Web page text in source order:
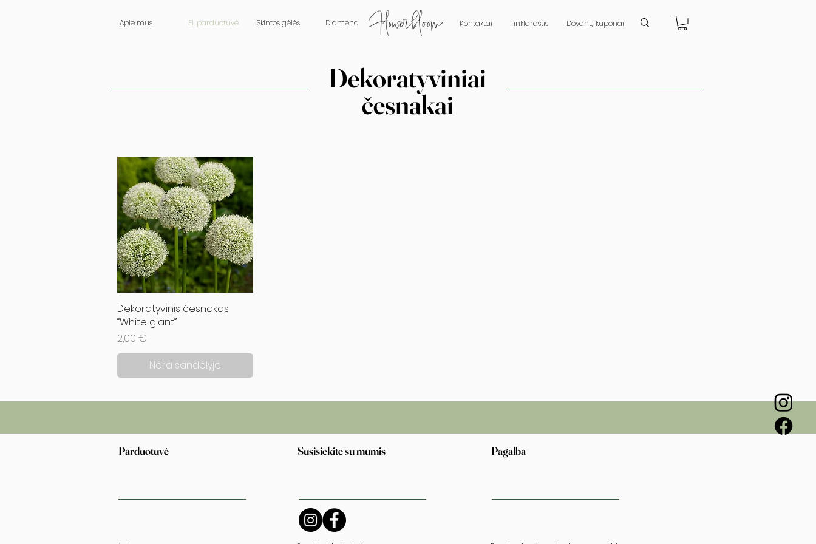
Apie mus El. parduotuvė Skintos gėlės Didmena Kontaktai Tinklaraštis Dovanų kuponai
Dekoratyviniai
česnakai
Greita peržiūra
Dekoratyvinis česnakas
“White giant”
Kaina
2,00 €
Nėra sandėlyje
Parduotuvė Pagalba
Susisiekite su mumis